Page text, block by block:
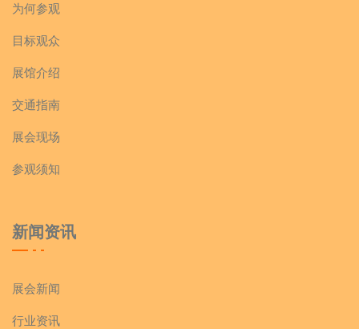
为何参观
目标观众
展馆介绍
交通指南
展会现场
参观须知
新闻资讯
展会新闻
行业资讯